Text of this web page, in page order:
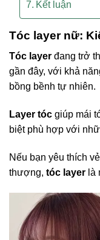
Kết luận
Tóc layer nữ:
Tóc layer đang trở
gần đây, với khả
bồng bềnh tự nhiên.
Layer tóc giúp mái
biệt phù hợp với
Nếu bạn yêu thích
thượng, tóc layer là